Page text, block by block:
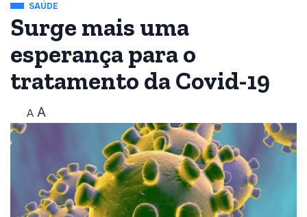
SAÚDE
Surge mais uma
esperança para o
tratamento da Covid-19
A A